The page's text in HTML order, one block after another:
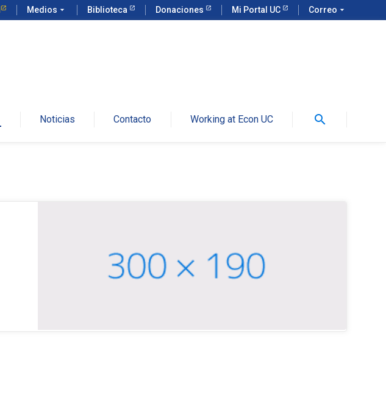
Medios arrow_drop_down Biblioteca Donaciones Mi Portal UC Correo arrow_drop_down
Noticias Contacto Working at Econ UC search